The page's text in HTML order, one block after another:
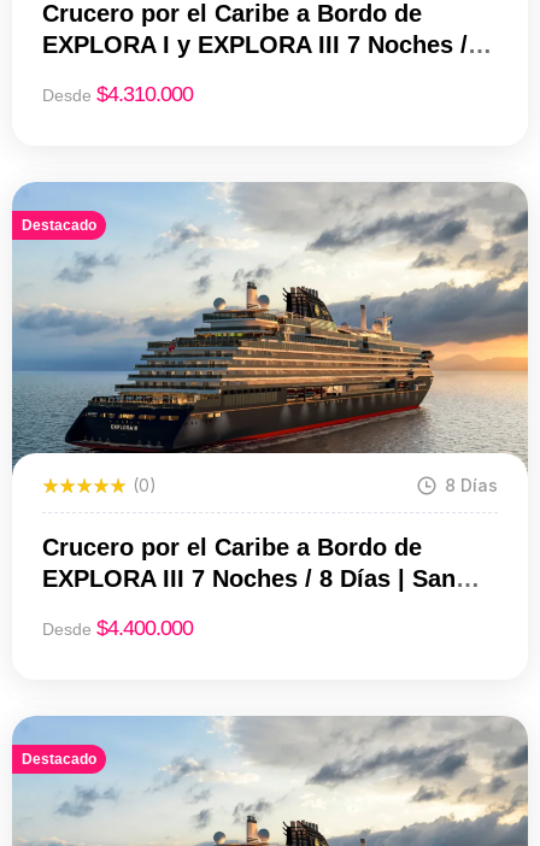
Crucero por el Caribe a Bordo de
EXPLORA I y EXPLORA III 7 Noches / 8
4.310
Desde $4.310.000
Destacado
(0) 8 Días
Crucero por el Caribe a Bordo de
EXPLORA III 7 Noches / 8 Días | San
de 2026
Desde $4.400.000
Destacado